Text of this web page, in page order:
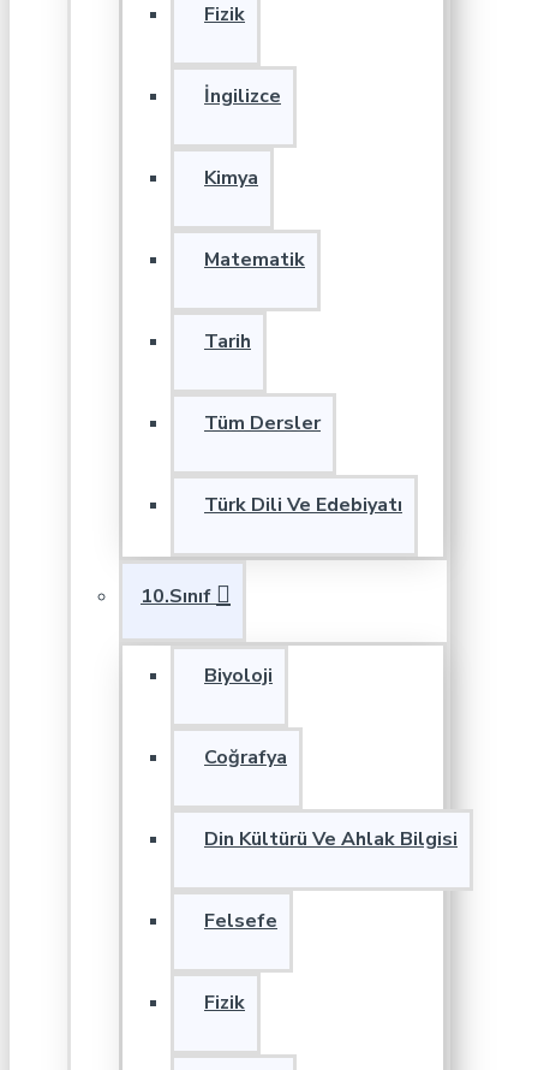
Fizik
İngilizce
Kimya
Matematik
Tarih
Tüm Dersler
Türk Dili Ve Edebiyatı
10.Sınıf
Biyoloji
Coğrafya
Din Kültürü Ve Ahlak Bilgisi
Felsefe
Fizik